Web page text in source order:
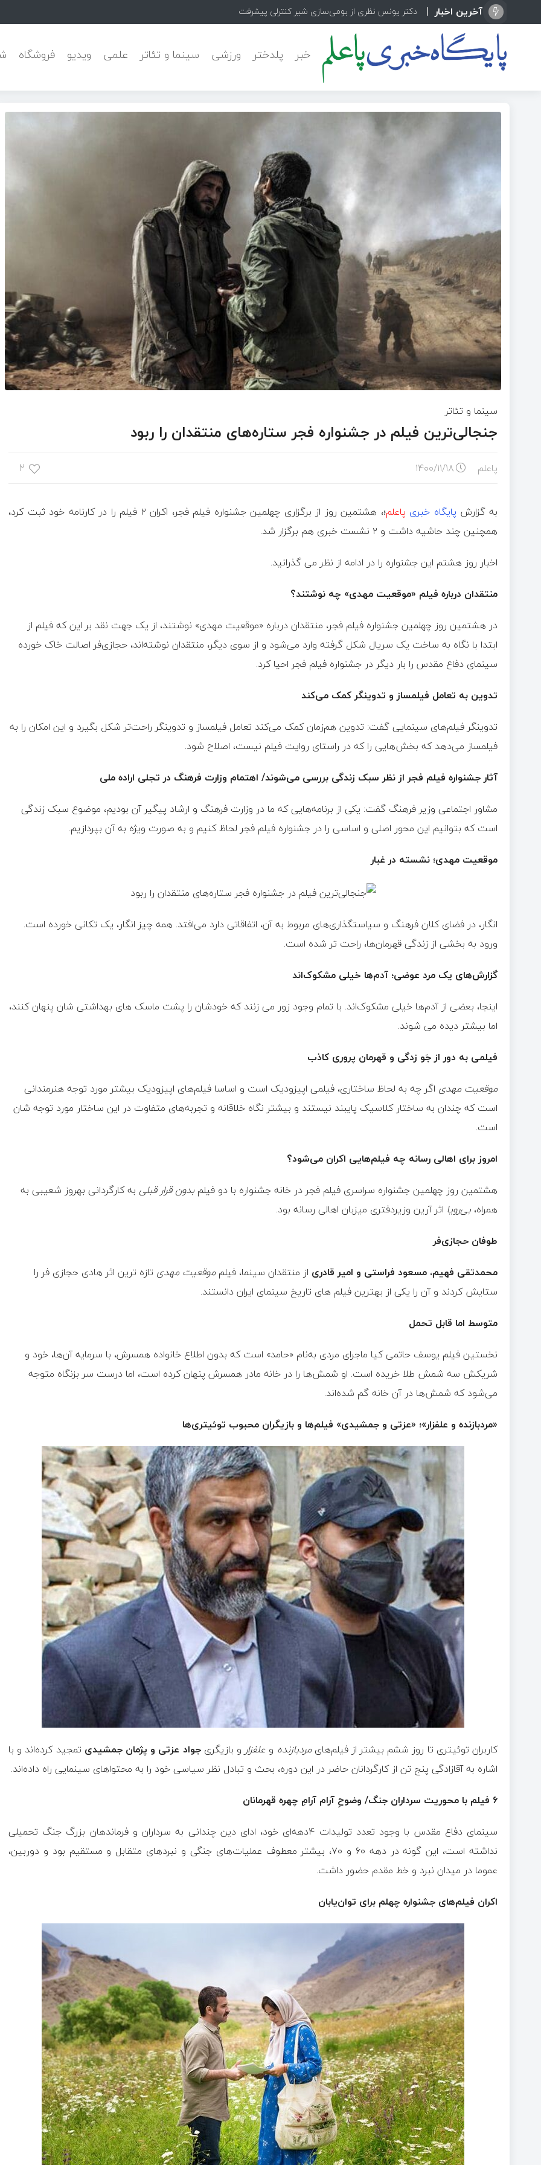
آخرین اخبار دکتر یونس نظری از بومی‌سازی شیر کنترلی پیشرفته Pars Camflex خبر داد
خبر پلدختر ورزشی سینما و تئاتر علمی ویدیو فروشگاه
سینما و تئاتر
جنجالی‌ترین فیلم در جشنواره فجر ستاره‌های منتقدان را ربود
پاعلم ۱۴۰۰/۱۱/۱۸ ۲
به گزارش پایگاه خبری پاعلم
؛، هشتمین روز از برگزاری چهلمین جشنواره فیلم فجر، اکران ۲ فیلم را در کارنامه خود ثبت کرد،
همچنین چند حاشیه داشت و ۲ نشست خبری هم برگزار شد.
اخبار روز هشتم این جشنواره را در ادامه از نظر می گذرانید.
منتقدان درباره فیلم «موقعیت مهدی» چه نوشتند؟
در هشتمین روز چهلمین جشنواره فیلم فجر، منتقدان درباره «موقعیت مهدی» نوشتند، از یک جهت نقد بر این که فیلم از
ابتدا با نگاه به ساخت یک سریال شکل گرفته وارد می‌شود و از سوی دیگر، منتقدان نوشته‌اند، حجازی‌فر اصالت خاک خورده
سینمای دفاع مقدس را بار دیگر در جشنواره فیلم فجر احیا کرد.
تدوین به تعامل فیلمساز و تدوینگر کمک می‌کند
تدوینگر فیلم‌های سینمایی گفت: تدوین هم‌زمان کمک می‌کند تعامل فیلمساز و تدوینگر راحت‌تر شکل بگیرد و این امکان را به
فیلمساز می‌دهد که بخش‌هایی را که در راستای روایت فیلم نیست، اصلاح شود.
آثار جشنواره فیلم فجر از نظر سبک زندگی بررسی می‌شوند/ اهتمام وزارت فرهنگ در تجلی اراده ملی
مشاور اجتماعی وزیر فرهنگ گفت: یکی از برنامه‌هایی که ما در وزارت فرهنگ و ارشاد پیگیر آن بودیم، موضوع سبک زندگی
است که بتوانیم این محور اصلی و اساسی را در جشنواره فیلم فجر لحاظ کنیم و به صورت ویژه به آن بپردازیم.
موقعیت مهدی؛ نشسته در غبار
انگار، در فضای کلان فرهنگ و سیاستگذاری‌های مربوط به آن، اتفاقاتی دارد می‌افتد. همه چیز انگار، یک تکانی خورده است.
ورود به بخشی از زندگی قهرمان‌ها، راحت تر شده است.
گزارش‌های یک مرد عوضی؛ آدم‌ها خیلی مشکوک‌اند
اینجا، بعضی از آدم‌ها خیلی مشکوک‌اند. با تمام وجود زور می زنند که خودشان را پشت ماسک های بهداشتی شان پنهان کنند،
اما بیشتر دیده می شوند.
فیلمی به دور از جَو زدگی و قهرمان پروری کاذب
موقعیت مهدی اگر چه به لحاظ ساختاری، فیلمی اپیزودیک است و اساسا فیلم‌های اپیزودیک بیشتر مورد توجه هنرمندانی
است که چندان به ساختار کلاسیک پایبند نیستند و بیشتر نگاه خلاقانه و تجربه‌های متفاوت در این ساختار مورد توجه شان
است.
امروز برای اهالی رسانه چه فیلم‌هایی اکران می‌شود؟
هشتمین روز چهلمین جشنواره سراسری فیلم فجر در خانه جشنواره با دو فیلم بدون قرار قبلی به کارگردانی بهروز شعیبی به
همراه، بی‌رویا اثر آرین وزیردفتری میزبان اهالی رسانه بود.
طوفان حجازی‌فر
محمدتقی فهیم، مسعود فراستی و امیر قادری از منتقدان سینما، فیلمموقعیت مهدی تازه ترین اثر هادی حجازی فر را
ستایش کردند و آن را یکی از بهترین فیلم های تاریخ سینمای ایران دانستند.
متوسط اما قابل تحمل
نخستین فیلم یوسف حاتمی کیا ماجرای مردی به‌نام «حامد» است که بدون اطلاع خانواده‌ همسرش، با سرمایه‌ آن‌ها، خود و
شریکش سه شمش طلا خریده است. او شمش‌ها را در خانه‌ مادر همسرش پنهان کرده است، اما درست سر بزنگاه متوجه
می‌شود که شمش‌ها در آن خانه گم شده‌اند.
«مردبازنده و علفزار»؛ «عزتی و جمشیدی» فیلم‌ها و بازیگران محبوب توئیتری‌ها
کاربران توئیتری تا روز ششم بیشتر از فیلم‌هایمردبازنده و علفزار و بازیگریجواد عزتی و پژمان‌ جمشیدی تمجید کرده‌اند و با
اشاره به آقازادگی پنج تن از کارگردانان حاضر در این دوره، بحث و تبادل نظر سیاسی خود را به محتواهای سینمایی راه داده‌اند.
۶ فیلم با محوریت سرداران جنگ/ وضوحِ آرام آرامِ چهره‌ قهرمانان
سینمای دفاع مقدس با وجود تعدد تولیدات ۴دهه‌ای خود، ادای دین چندانی به سرداران و فرماندهان بزرگ جنگ تحمیلی
نداشته است، این گونه در دهه ۶۰ و ۷۰، بیشتر معطوف عملیات‌های جنگی و نبردهای متقابل و مستقیم بود و دوربین،
عموما در میدان نبرد و خط مقدم حضور داشت.
اکران فیلم‌های جشنواره چهلم برای توان‌یابان